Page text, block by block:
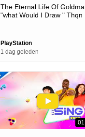
The Eternal Life Of
"what Would I Draw " Thqn
PlayStation
1 dag geleden